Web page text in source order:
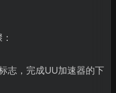
志，完成UU加速器的下